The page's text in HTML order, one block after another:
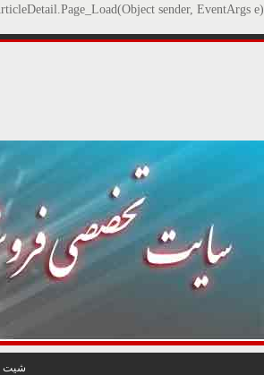
sender, EventArgs e)
شيت